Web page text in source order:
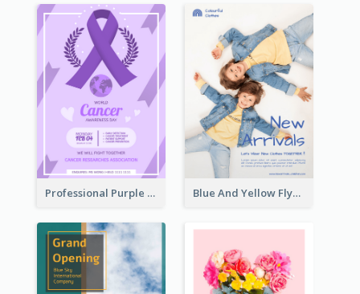
Professional Purple Ribbon And Globe Flyer Design Idea Blue And Yellow Flyer For Children Clothes